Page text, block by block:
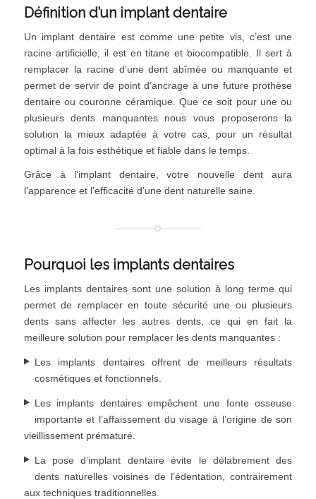
Définition d’un implant dentaire
Un implant dentaire est comme une petite vis, c’est une
racine artificielle, il est en titane et biocompatible. Il sert à
remplacer la racine d’une dent abîmée ou manquante et
permet de servir de point d’ancrage à une future prothèse
dentaire ou couronne céramique. Que ce soit pour une ou
plusieurs dents manquantes nous vous proposerons la
solution la mieux adaptée à votre cas, pour un résultat
optimal à la fois esthétique et fiable dans le temps.
Grâce à l’implant dentaire, votre nouvelle dent aura
l’apparence et l’efficacité d’une dent naturelle saine.
Pourquoi les implants dentaires
Les implants dentaires sont une solution à long terme qui
permet de remplacer en toute sécurité une ou plusieurs
dents sans affecter les autres dents, ce qui en fait la
meilleure solution pour remplacer les dents manquantes :
Les implants dentaires offrent de meilleurs résultats
cosmétiques et fonctionnels.
Les implants dentaires empêchent une fonte osseuse
importante et l’affaissement du visage à l’origine de son
vieillissement prématuré.
La pose d’implant dentaire évite le délabrement des
dents naturelles voisines de l’édentation, contrairement
aux techniques traditionnelles.